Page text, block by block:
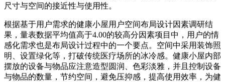
尺寸与空间的接近性与使用性。
根据基于用户需求的健康小屋用户空间布局设计因素调研结
果，量表数据平均值高于4.00的较高分因素项目中，用户的情
感化需求也是布局设计过程中的一个要点。空间中采用装饰照
明、设置绿化等，打破传统医疗场所的冰冷感。健康小屋内部
摆放的设备与物品应注意造型圆润、色彩淡雅，并且控制设备
与物品的数量，节约空间，避免压抑感，提高使用效率，为健